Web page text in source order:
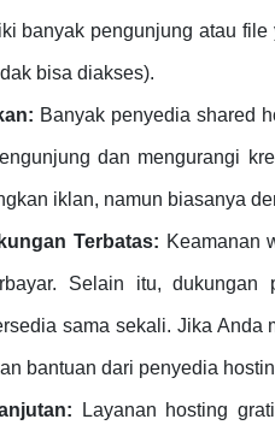
banyak pengunjung atau
bisa diakses).
Banyak penyedia shared
dan mengurangi
iklan, namun biasanya
Terbatas: Keamanan
Selain itu,
sama sekali. Jika
bantuan dari penyedia
Layanan hosting